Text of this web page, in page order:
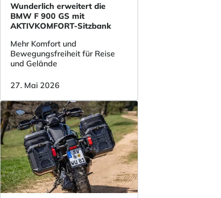
Wunderlich erweitert die
BMW F 900 GS mit
AKTIVKOMFORT-Sitzbank
Mehr Komfort und
Bewegungsfreiheit für Reise
und Gelände
27. Mai 2026